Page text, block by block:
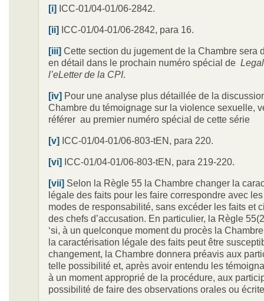
[i] ICC-01/04-01/06-2842.
[ii] ICC-01/04-01/06-2842, para 16.
[iii] Cette section du jugement de la Chambre sera
en détail dans le prochain numéro spécial de
l’eLetter de la CPI.
[iv] Pour une analyse plus détaillée de la
Chambre du témoignage sur la violence sexuelle,
référer au premier numéro spécial de cette série
[v] ICC-01/04-01/06-803-tEN, para 220.
[vi] ICC-01/04-01/06-803-tEN, para 219-220.
[vii] Selon la Règle 55 la Chambre changer la
légale des faits pour les faire correspondre avec
modes de responsabilité, sans excéder les faits et
des chefs d’accusation. En particulier, la Règle
‘si, à un quelconque moment du procès la
la caractérisation légale des faits peut être
changement, la Chambre donnera préavis aux
telle possibilité et, après avoir entendu les
à un moment approprié de la procédure, aux
possibilité de faire des observations orales ou